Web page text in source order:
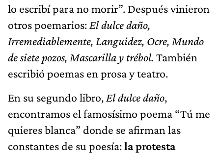
lo escribí para no morir”. Después vinieron
otros poemarios: El dulce daño,
Irremediablemente, Languidez, Ocre, Mundo
de siete pozos, Mascarilla y trébol. También
escribió poemas en prosa y teatro.
En su segundo libro, El dulce daño,
encontramos el famosísimo poema “Tú me
quieres blanca” donde se afirman las
constantes de su poesía:la protesta